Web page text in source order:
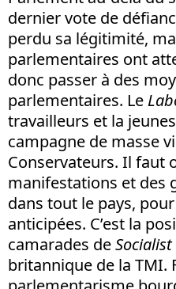
dernier vote de
perdu sa légitimité,
parlementaires ont
donc passer à des
parlementaires. Le
travailleurs et la
campagne de masse
Conservateurs. Il faut
manifestations et des
dans tout le pays,
anticipées. C’est la
camarades de
britannique de la TMI.